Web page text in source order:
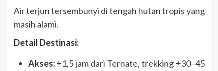
Air terjun tersembunyi di tengah hutan tropis yang
masih alami.
Detail Destinasi:
Akses:±1,5 jam dari Ternate, trekking ±30–45